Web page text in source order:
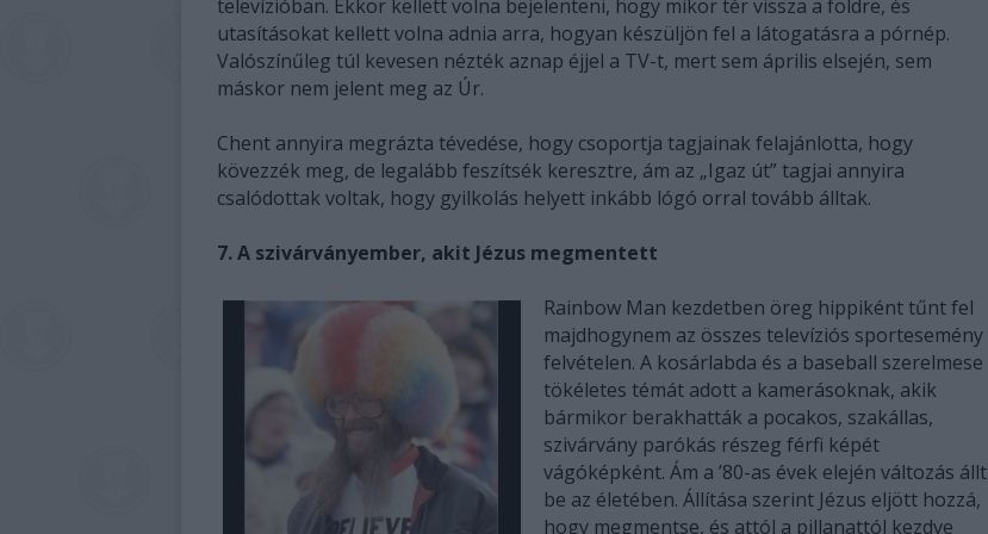
televízióban. Ekkor kellett volna bejelenteni, hogy mikor tér vissza a földre, és
utasításokat kellett volna adnia arra, hogyan készüljön fel a látogatásra a pórnép.
Valószínűleg túl kevesen nézték aznap éjjel a TV-t, mert sem április elsején, sem
máskor nem jelent meg az Úr.
Chent annyira megrázta tévedése, hogy csoportja tagjainak felajánlotta, hogy
kövezzék meg, de legalább feszítsék keresztre, ám az „Igaz út” tagjai annyira
csalódottak voltak, hogy gyilkolás helyett inkább lógó orral tovább álltak.
7. A szivárványember, akit Jézus megmentett
Rainbow Man kezdetben öreg hippiként tűnt fel
majdhogynem az összes televíziós sportesemény
felvételen. A kosárlabda és a baseball szerelmese
tökéletes témát adott a kamerásoknak, akik
bármikor berakhatták a pocakos, szakállas,
szivárvány parókás részeg férfi képét
vágóképként. Ám a ’80-as évek elején változás állt
be az életében. Állítása szerint Jézus eljött hozzá,
hogy megmentse, és attól a pillanattól kezdve